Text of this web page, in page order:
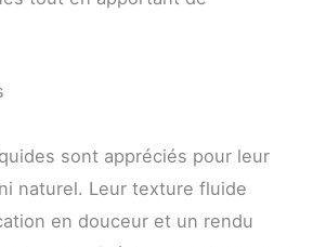
sont appréciés pour leur
naturel. Leur texture fluide
en douceur et un rendu